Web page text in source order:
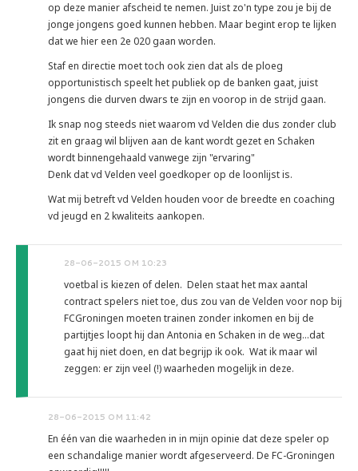
op deze manier afscheid te nemen. Juist zo'n type zou je bij de
jonge jongens goed kunnen hebben. Maar begint erop te lijken
dat we hier een 2e 020 gaan worden.
Staf en directie moet toch ook zien dat als de ploeg
opportunistisch speelt het publiek op de banken gaat, juist
jongens die durven dwars te zijn en voorop in de strijd gaan.
Ik snap nog steeds niet waarom vd Velden die dus zonder club
zit en graag wil blijven aan de kant wordt gezet en Schaken
wordt binnengehaald vanwege zijn "ervaring"
Denk dat vd Velden veel goedkoper op de loonlijst is.
Wat mij betreft vd Velden houden voor de breedte en coaching
vd jeugd en 2 kwaliteits aankopen.
28-06-2015 OM 10:23
voetbal is kiezen of delen. Delen staat het max aantal
contract spelers niet toe, dus zou van de Velden voor nop bij
FCGroningen moeten trainen zonder inkomen en bij de
partijtjes loopt hij dan Antonia en Schaken in de weg...dat
gaat hij niet doen, en dat begrijp ik ook. Wat ik maar wil
zeggen: er zijn veel (!) waarheden mogelijk in deze.
28-06-2015 OM 11:42
En één van die waarheden in in mijn opinie dat deze speler op
een schandalige manier wordt afgeserveerd. De FC-Groningen